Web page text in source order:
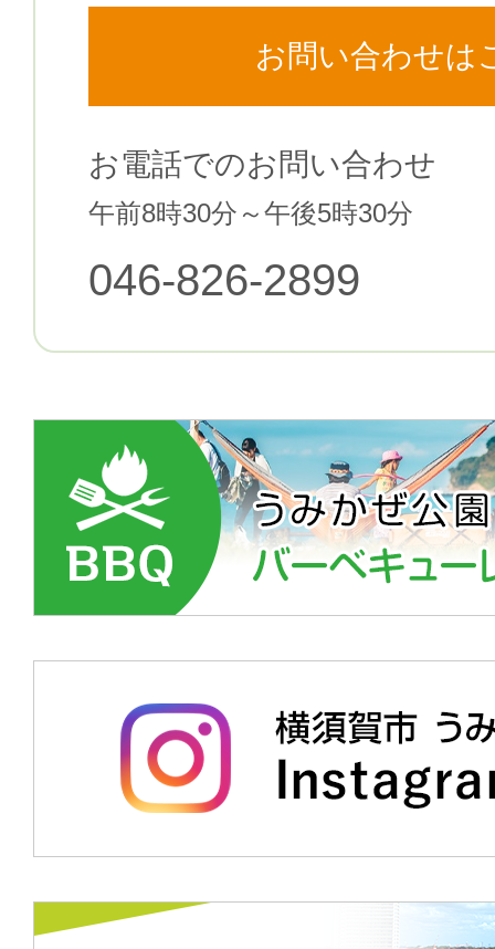
お問い合わせは
お電話でのお問い合わせ
午前8時30分～午後5時30分
046-826-2899